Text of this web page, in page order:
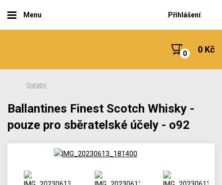
Menu Přihlášení
0 Kč
Ostatní
Ballantines Finest Scotch Whisky -
pouze pro sběratelské účely - o92